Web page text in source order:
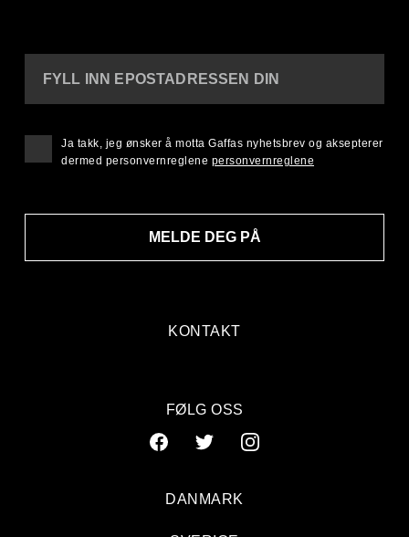
KONTAKT
FYLL INN EPOSTADRESSEN DIN
MELDE DEG PÅ
Ja takk, jeg ønsker å motta Gaffas nyhetsbrev og aksepterer
dermed personvernreglene personvernreglene
FØLG OSS
DANMARK